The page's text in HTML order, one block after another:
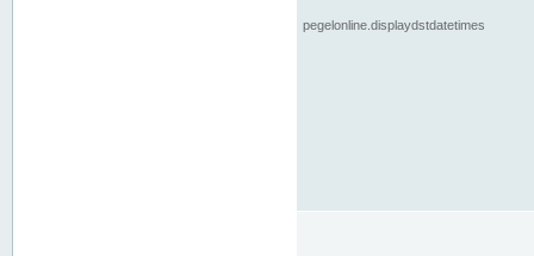
pegelonline.displaydstdatetimes